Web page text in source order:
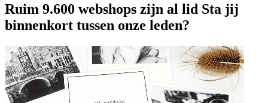
Ruim 9.600 webshops zijn al lid Sta jij
binnenkort tussen onze leden?